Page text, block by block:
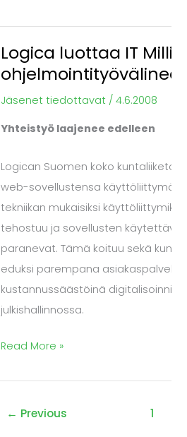
Logica luottaa IT Millin
Jäsenet tiedottavat / 4.6.2008
Yhteistyö laajenee edelleen
Logican Suomen koko
web-sovellustensa käyttöliittymät IT
tekniikan mukaisiksi
tehostuu ja sovellusten
paranevat. Tämä koituu sekä
eduksi parempana
kustannussäästöinä digitalisoinnin
julkishallinnossa.
Logica
luottaa
RIA-
Read More »
← Previous 1